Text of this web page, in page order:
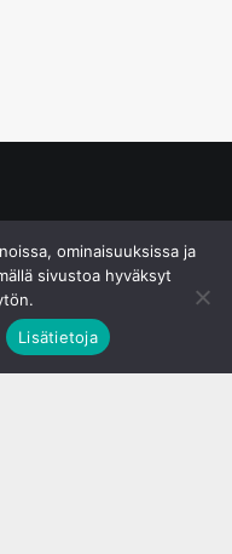
ominaisuuksissa ja
sivustoa hyväksyt
Lisätietoja